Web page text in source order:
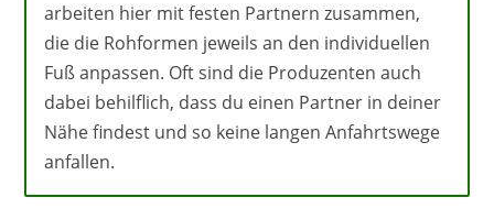
arbeiten hier mit festen Partnern zusammen,
die die Rohformen jeweils an den individuellen
Fuß anpassen. Oft sind die Produzenten auch
dabei behilflich, dass du einen Partner in deiner
Nähe findest und so keine langen Anfahrtswege
anfallen.